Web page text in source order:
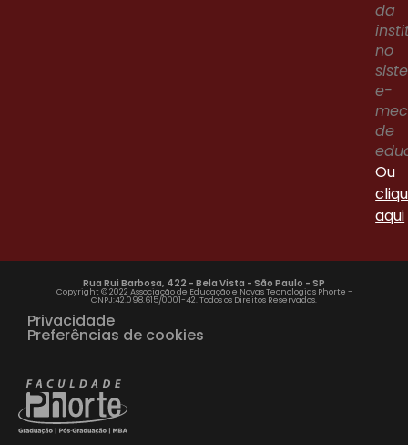
da
no
e-
mec
de
Ou
aqui
Rua Rui Barbosa, 422 - Bela Vista - São Paulo - SP
Copyright © 2022 Associação de Educação e Novas Tecnologias Phorte -
CNPJ:42.098.615/0001-42. Todos os Direitos Reservados.
Privacidade
Preferências de cookies